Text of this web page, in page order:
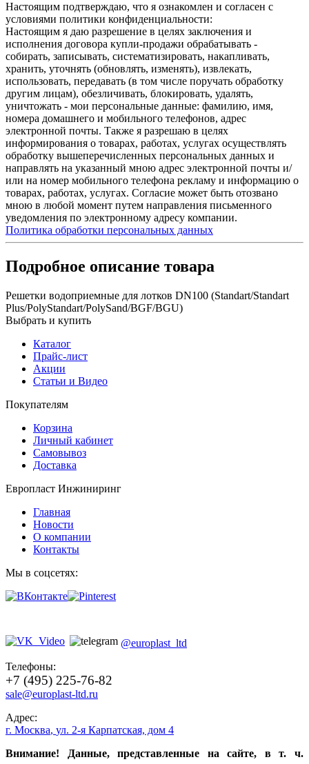
Настоящим подтверждаю, что я ознакомлен и согласен с
условиями политики конфиденциальности:
Настоящим я даю разрешение в целях заключения и
исполнения договора купли-продажи обрабатывать -
собирать, записывать, систематизировать, накапливать,
хранить, уточнять (обновлять, изменять), извлекать,
использовать, передавать (в том числе поручать обработку
другим лицам), обезличивать, блокировать, удалять,
уничтожать - мои персональные данные: фамилию, имя,
номера домашнего и мобильного телефонов, адрес
электронной почты. Также я разрешаю в целях
информирования о товарах, работах, услугах осуществлять
обработку вышеперечисленных персональных данных и
направлять на указанный мною адрес электронной почты и/
или на номер мобильного телефона рекламу и информацию о
товарах, работах, услугах. Согласие может быть отозвано
мною в любой момент путем направления письменного
уведомления по электронному адресу компании.
Политика обработки персональных данных
Подробное описание товара
Решетки водоприемные для лотков DN100 (Standart/Standart
Plus/PolyStandart/PolySand/BGF/BGU)
Выбрать и купить
Каталог
Прайс-лист
Акции
Статьи и Видео
Покупателям
Корзина
Личный кабинет
Самовывоз
Доставка
Европласт Инжиниринг
Главная
Новости
О компании
Контакты
Мы в соцсетях:
@europlast_ltd
Телефоны:
+7 (495) 225-76-82
sale@europlast-ltd.ru
Адрес:
г. Москва, ул. 2-я Карпатская, дом 4
Внимание! Данные, представленные на сайте, в т. ч.